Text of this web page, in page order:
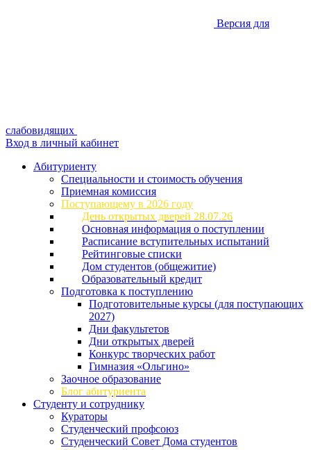
Версия для
слабовидящих
Вход в личный кабинет
Абитуриенту
Специальности и стоимость обучения
Приемная комиссия
Поступающему в 2026 году
День открытых дверей 28.07.26
Основная информация о поступлении
Расписание вступительных испытаний
Рейтинговые списки
Дом студентов (общежитие)
Образовательный кредит
Подготовка к поступлению
Подготовительные курсы (для поступающих
2027)
Дни факультетов
Дни открытых дверей
Конкурс творческих работ
Гимназия «Ольгино»
Заочное образование
Блог абитуриента
Студенту и сотруднику
Кураторы
Студенческий профсоюз
Студенческий Совет Дома студентов